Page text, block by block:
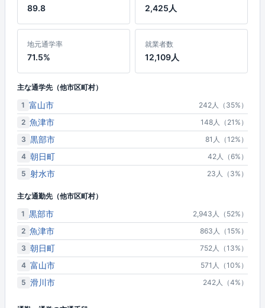
89.8 2,425人
地元通学率
71.5%
就業者数
12,109人
主な通学先（他市区町村）
1 富山市
242人（35%）
2 魚津市
148人（21%）
3 黒部市
81人（12%）
4 朝日町
42人（6%）
5 射水市 23人（3%）
主な通勤先（他市区町村）
1 黒部市
2,943人（52%）
2 魚津市
863人（15%）
3 朝日町
752人（13%）
4 富山市
571人（10%）
5 滑川市 242人（4%）